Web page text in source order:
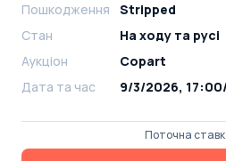
Пошкодження
Stripped
Стан
На ​​ходу та русі
Аукціон
Copart
Дата та час
9/3/2026, 17:00
Поточна